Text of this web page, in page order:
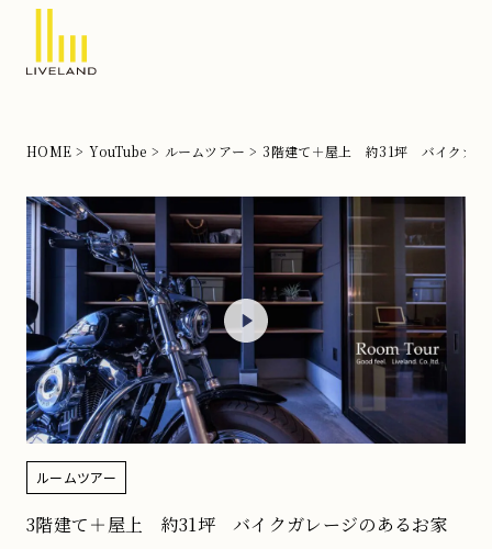
の
文
住
宅
な
ら
リ
ブ
ラ
ン
ド
HOME YouTube ルームツアー 3階建て＋屋上 約31坪 バイクガレ
ルームツアー
3階建て＋屋上 約31坪 バイクガレージのあるお家